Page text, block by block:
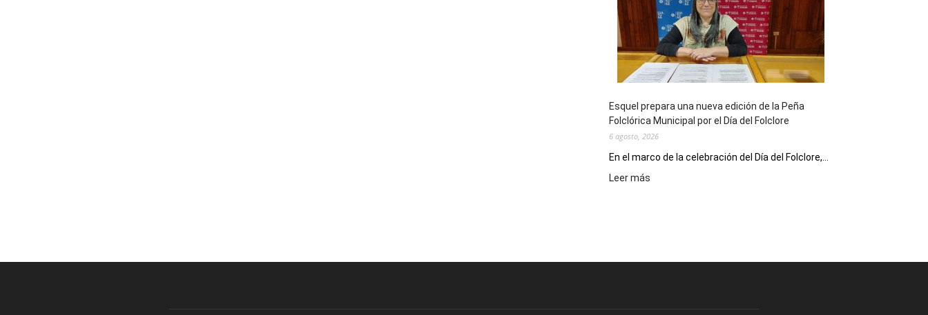
sus
90
años
con
un
Conversatorio
Escritores
Locales
Esquel prepara una nueva edición de la Peña
Folclórica Municipal por el Día del Folclore
6 agosto, 2026
En el marco de la celebración del Día del Folclore,...
Leer más
de